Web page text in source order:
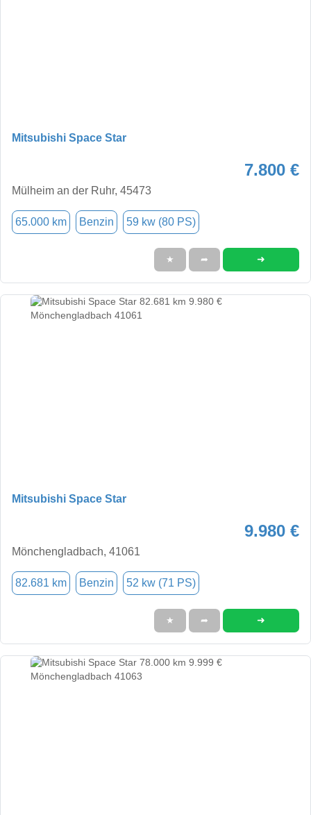
Mitsubishi Space Star
7.800 €
Mülheim an der Ruhr, 45473
65.000 km Benzin 59 kw (80 PS)
★ ➦ ➜
Mitsubishi Space Star
9.980 €
Mönchengladbach, 41061
82.681 km Benzin 52 kw (71 PS)
★ ➦ ➜